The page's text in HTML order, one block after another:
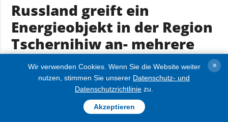
Russland greift ein
Energieobjekt in der Region
Tschernihiw an- mehrere
Ortschaften ohne Strom
15.11.2025 17:50
Wir verwenden Cookies. Wenn Sie die Website weiter
nutzen, stimmen Sie unserer Datenschutz- und
Datenschutzrichtlinie zu.
Akzeptieren
×